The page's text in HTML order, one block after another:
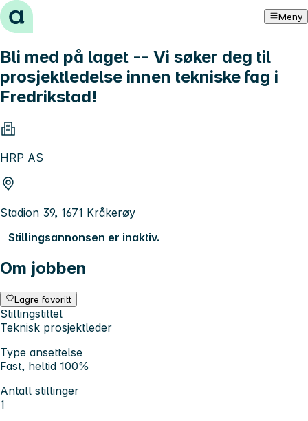
Hopp til innhold Meny
Bli med på laget -- Vi søker deg til
prosjektledelse innen tekniske fag i
Fredrikstad!
HRP AS
Stadion 39, 1671 Kråkerøy
Stillingsannonsen er inaktiv.
Om jobben
Lagre favoritt
Stillingstittel
Teknisk prosjektleder
Type ansettelse
Fast, heltid 100%
Antall stillinger
1